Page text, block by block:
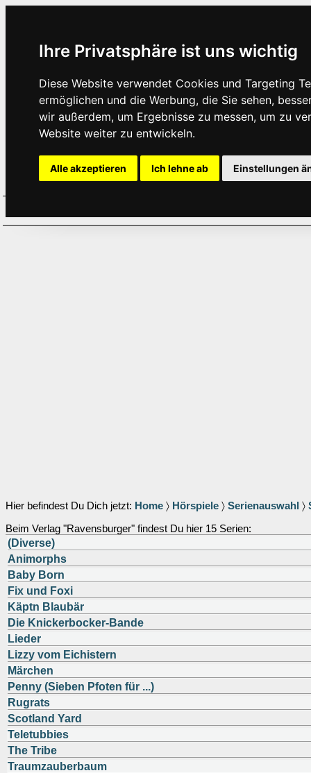
Ihre Privatsphäre ist uns wichtig
Diese Website verwendet Cookies und Targeting
ermöglichen und die Werbung, die Sie sehen,
wir außerdem, um Ergebnisse zu messen, um zu
Website weiter zu entwickeln.
Alle akzeptieren Ich lehne ab Einstellungen
Hier befindest Du Dich jetzt: Home 〉 Hörspiele 〉 Serienauswahl 〉
Beim Verlag "Ravensburger" findest Du hier 15 Serien:
(Diverse)
Animorphs
Baby Born
Fix und Foxi
Käptn Blaubär
Die Knickerbocker-Bande
Lieder
Lizzy vom Eichistern
Märchen
Penny (Sieben Pfoten für ...)
Rugrats
Scotland Yard
Teletubbies
The Tribe
Traumzauberbaum